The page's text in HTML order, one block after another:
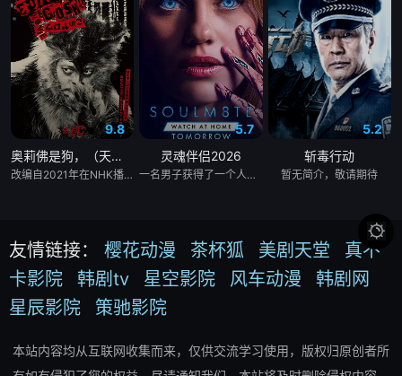
9.8
奥莉佛是狗，（天哪！！）这家伙电影版
改编自2021年在NHK播出的同名剧集，只有狭间县警鉴识科警犬组的训犬员青叶一平（池松壮亮 饰）能够看到自己的警犬搭档奥莉佛（小田切让 饰）是一个沉溺于烟酒和女色的中年大叔，穿着狗狗布偶装（在其他人眼里，他是一只普通的狗）。
5.7
灵魂伴侣2026
一名男子获得了一个人工智能机器人，以应对刚刚去世的妻子的去世。 为了创造一个真正有知觉的伴侣，他无意中把一个无害的爱情机器人变成了一个致命的灵魂伴侣。
5.2
斩毒行动
暂无简介，敬请期待
友情链接： 樱花动漫 茶杯狐 美剧天堂
真不
卡影院
韩剧tv 星空影院 风车动漫
韩剧网
星辰影院
策驰影院
本站内容均从互联网收集而来，仅供交流学习使用，版权归原创者所
